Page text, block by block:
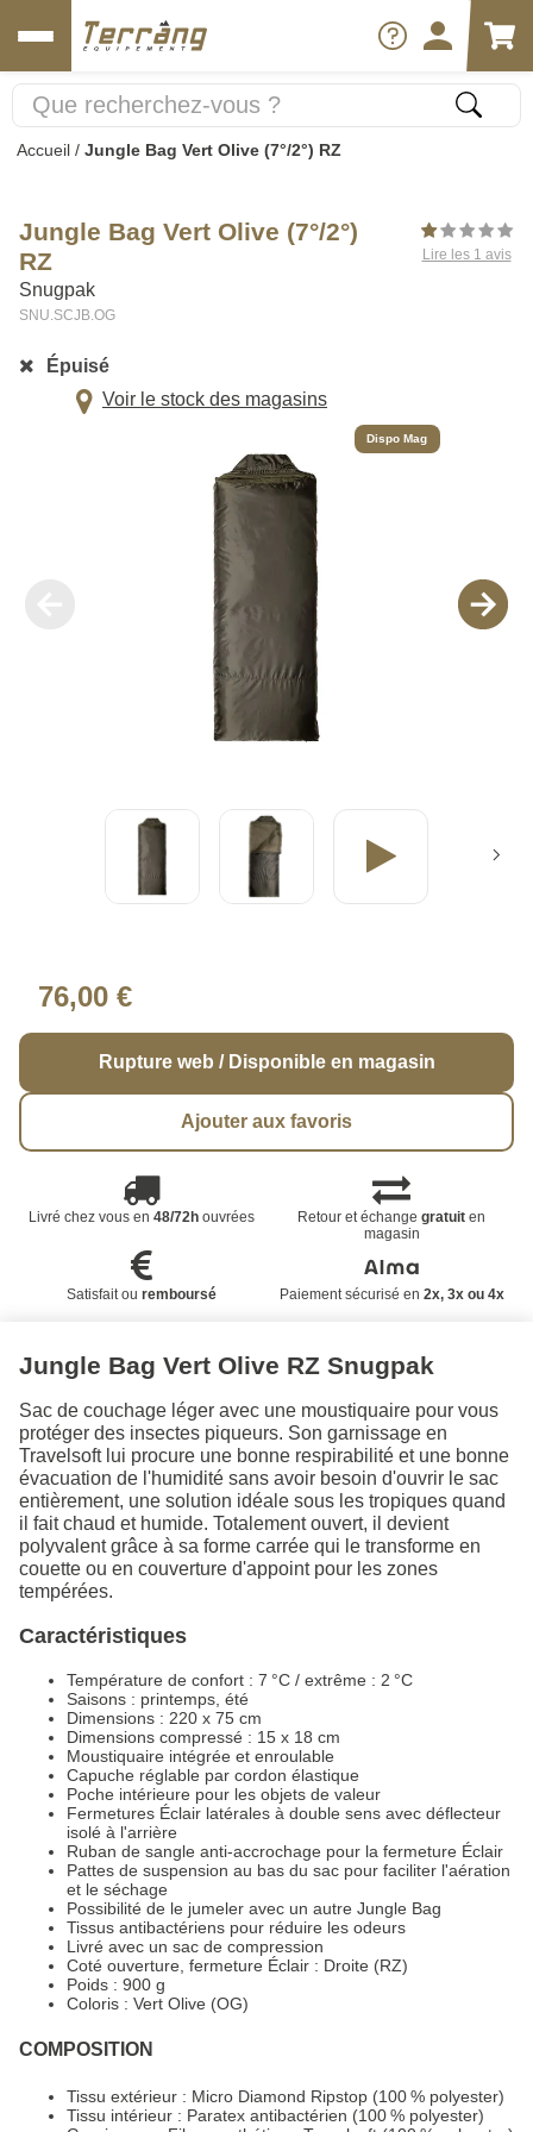
Accueil / Jungle Bag Vert Olive (7°/2°) RZ
Jungle Bag Vert Olive (7°/2°)
RZ
Snugpak
SNU.SCJB.OG
Lire les 1 avis
Épuisé
Voir le stock des magasins
Dispo Mag
76,00 €
Rupture web / Disponible en magasin
Ajouter aux favoris
Livré chez vous en 48/72houvrées Retour et échangegratuit en
magasin
Satisfait ou remboursé Paiement sécurisé en 2x, 3x ou 4x
Jungle Bag Vert Olive RZ Snugpak
Sac de couchage léger avec une moustiquaire pour vous
protéger des insectes piqueurs. Son garnissage en
Travelsoft lui procure une bonne respirabilité et une bonne
évacuation de l'humidité sans avoir besoin d'ouvrir le sac
entièrement, une solution idéale sous les tropiques quand
il fait chaud et humide. Totalement ouvert, il devient
polyvalent grâce à sa forme carrée qui le transforme en
couette ou en couverture d'appoint pour les zones
tempérées.
Caractéristiques
Température de confort : 7 °C / extrême : 2 °C
Saisons : printemps, été
Dimensions : 220 x 75 cm
Dimensions compressé : 15 x 18 cm
Moustiquaire intégrée et enroulable
Capuche réglable par cordon élastique
Poche intérieure pour les objets de valeur
Fermetures Éclair latérales à double sens avec déflecteur
isolé à l'arrière
Ruban de sangle anti-accrochage pour la fermeture Éclair
Pattes de suspension au bas du sac pour faciliter l'aération
et le séchage
Possibilité de le jumeler avec un autre Jungle Bag
Tissus antibactériens pour réduire les odeurs
Livré avec un sac de compression
Coté ouverture, fermeture Éclair : Droite (RZ)
Poids : 900 g
Coloris : Vert Olive (OG)
COMPOSITION
Tissu extérieur : Micro Diamond Ripstop (100 % polyester)
Tissu intérieur : Paratex antibactérien (100 % polyester)